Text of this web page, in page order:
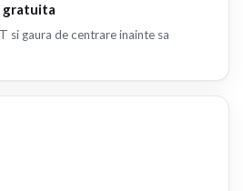
gratuita
si gaura de centrare inainte sa